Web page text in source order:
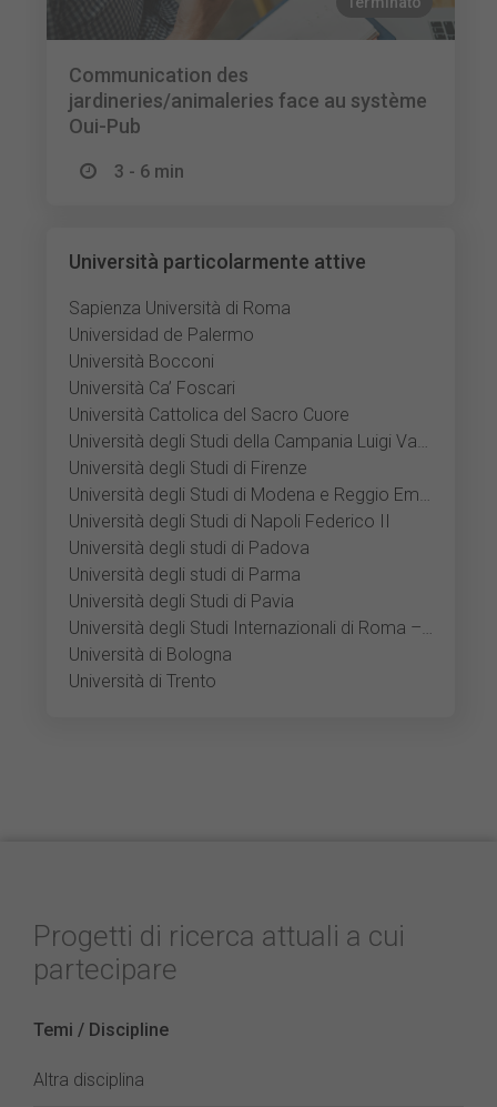
Communication des
jardineries/animaleries face au système
Oui-Pub
3 - 6 min
Università particolarmente attive
Sapienza Università di Roma
Universidad de Palermo
Università Bocconi
Università Ca’ Foscari
Università Cattolica del Sacro Cuore
Università degli Studi della Campania Luigi Vanvitelli
Università degli Studi di Firenze
Università degli Studi di Modena e Reggio Emilia
Università degli Studi di Napoli Federico II
Università degli studi di Padova
Università degli studi di Parma
Università degli Studi di Pavia
Università degli Studi Internazionali di Roma – UNINT
Università di Bologna
Università di Trento
Progetti di ricerca attuali a cui
partecipare
Temi / Discipline
Altra disciplina